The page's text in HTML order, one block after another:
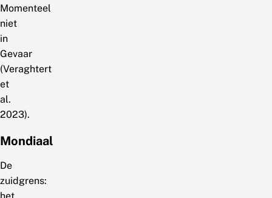
Momenteel
niet
in
Gevaar
(Veraghtert
et
al.
2023).
Mondiaal
De
zuidgrens: